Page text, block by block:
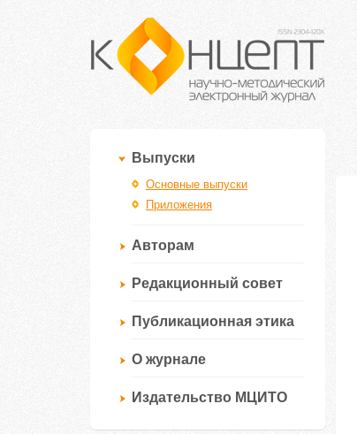
Выпуски
Основные выпуски
Приложения
Авторам
Редакционный совет
Публикационная этика
О журнале
Издательство МЦИТО